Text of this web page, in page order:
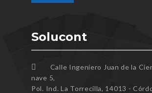
Solucont
Calle Ingeniero Juan de la
nave 5,
Pol. Ind. La Torrecilla, 14013 -